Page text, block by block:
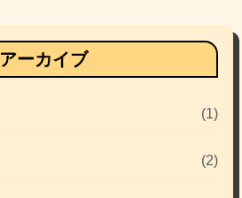
アーカイブ
(1)
(2)